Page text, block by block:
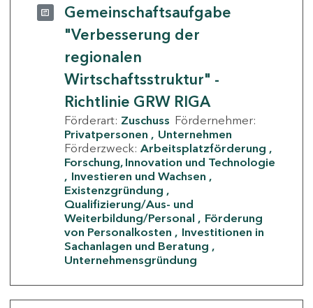
Gemeinschaftsaufgabe
"Verbesserung der
regionalen
Wirtschaftsstruktur" -
Richtlinie GRW RIGA
Förderart: Zuschuss Fördernehmer:
Privatpersonen
Unternehmen
Förderzweck: Arbeitsplatzförderung
Forschung, Innovation und Technologie
Investieren und Wachsen
Existenzgründung
Qualifizierung/Aus- und
Weiterbildung/Personal
Förderung
von Personalkosten
Investitionen in
Sachanlagen und Beratung
Unternehmensgründung